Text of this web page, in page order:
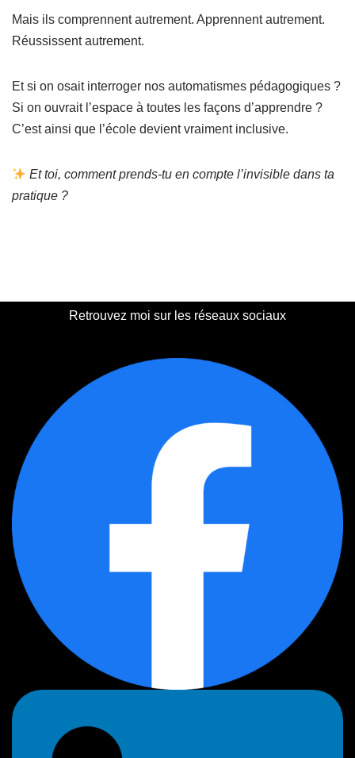
Mais ils comprennent autrement. Apprennent autrement.
Réussissent autrement.
Et si on osait interroger nos automatismes pédagogiques ?
Si on ouvrait l’espace à toutes les façons d’apprendre ?
C’est ainsi que l’école devient vraiment inclusive.
Et toi, comment prends-tu en compte l’invisible dans ta
pratique ?
Retrouvez moi sur les réseaux sociaux